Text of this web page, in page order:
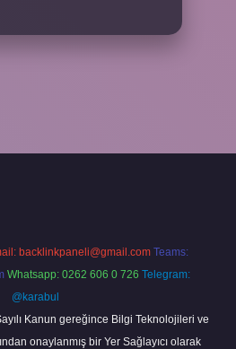
backlinkpaneli@gmail.com Teams:
Whatsapp: 0262 606 0 726 Telegram:
@karabul
Kanun gereğince Bilgi Teknolojileri ve
onaylanmış bir Yer Sağlayıcı olarak